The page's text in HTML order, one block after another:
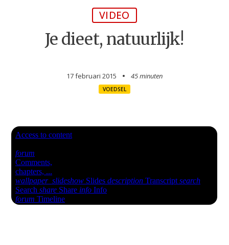
VIDEO
Je dieet, natuurlijk!
17 februari 2015 45 minuten
VOEDSEL